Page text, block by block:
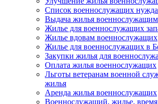
Список военнослужащих
Выдача жилья военнослужащим
Жилье для военнослужащих
Жилье вдовам военнослужащих
Жилье для военнослужащих в
Закупки жилья для
Оплата жилья военнослужащих
Льготы ветеранам военной
жилья
Аренда жилья военнослужащих
Военнослужащий, жилье, время